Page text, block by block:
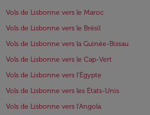
Vols de Lisbonne vers le Maroc
Vols de Lisbonne vers le Brésil
Vols de Lisbonne vers la Guinée-Bissau
Vols de Lisbonne vers le Cap-Vert
Vols de Lisbonne vers l'Égypte
Vols de Lisbonne vers les États-Unis
Vols de Lisbonne vers l'Angola